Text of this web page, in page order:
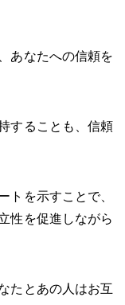
あなたへの信頼を
することも、信頼
トを示すことで、
性を促進しながら
たとあの人はお互